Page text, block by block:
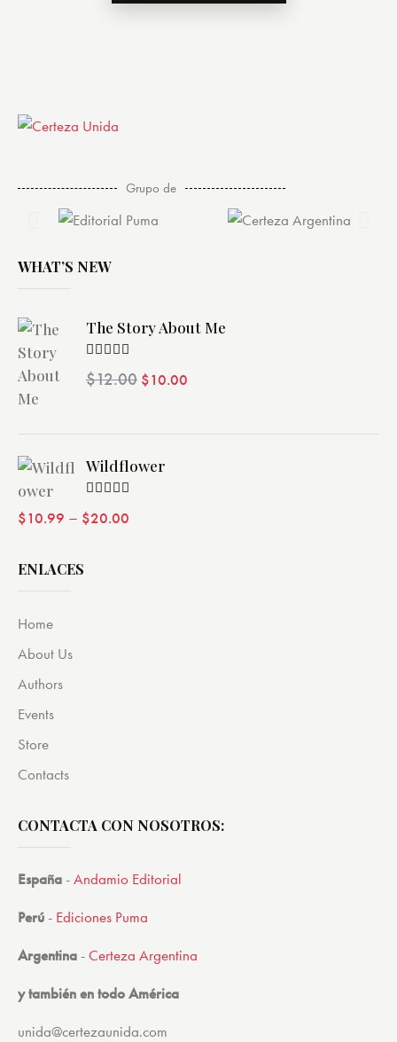
Grupo de
WHAT’S NEW
The Story About Me
Valorado
con4.00
$12.00 $10.00
Wildflower
con4.00
$10.99 – $20.00
ENLACES
Home
About Us
Authors
Events
Store
Contacts
CONTACTA CON NOSOTROS:
España -Andamio Editorial
Perú - Ediciones Puma
Argentina -Certeza Argentina
y también en todo América
unida@certezaunida.com